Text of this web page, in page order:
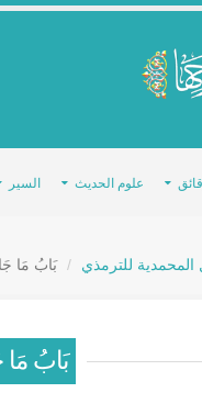
علوم الحديث السير
المحمدية للترمذي بَابُ مَا
بَابُ